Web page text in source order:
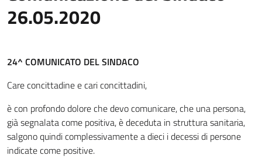
26.05.2020
24^ COMUNICATO DEL SINDACO
Care concittadine e cari concittadini,
è con profondo dolore che devo comunicare, che una persona,
già segnalata come positiva, è deceduta in struttura sanitaria,
salgono quindi complessivamente a dieci i decessi di persone
indicate come positive.